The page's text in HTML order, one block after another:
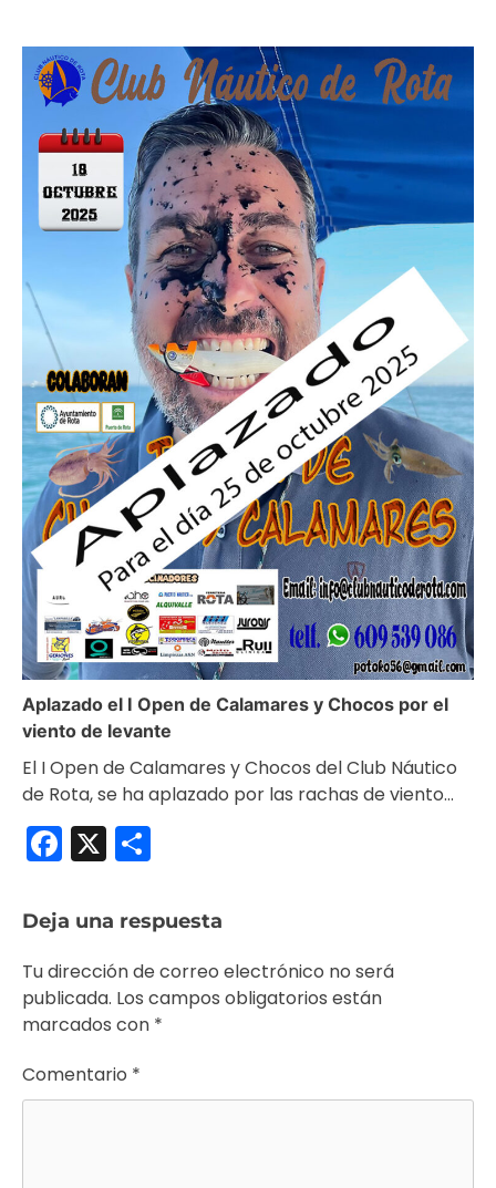
Aplazado el I Open de Calamares y Chocos por el
viento de levante
El I Open de Calamares y Chocos del Club Náutico
de Rota, se ha aplazado por las rachas de viento…
Facebook
X
Deja una respuesta
Tu dirección de correo electrónico no será
publicada. Los campos obligatorios están
marcados con *
Comentario *